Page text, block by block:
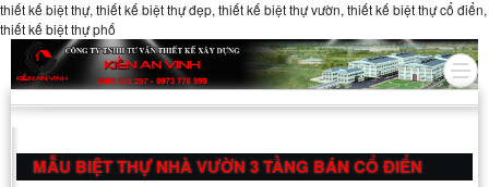
thiết kế biệt thự, thiết kế biệt thự đẹp, thiết kế biệt thự vườn, thiết kế biệt thự cổ điển,
thiết kế biệt thự phố
MẪU BIỆT THỰ NHÀ VƯỜN 3 TẦNG BÁN CỔ ĐIỂN